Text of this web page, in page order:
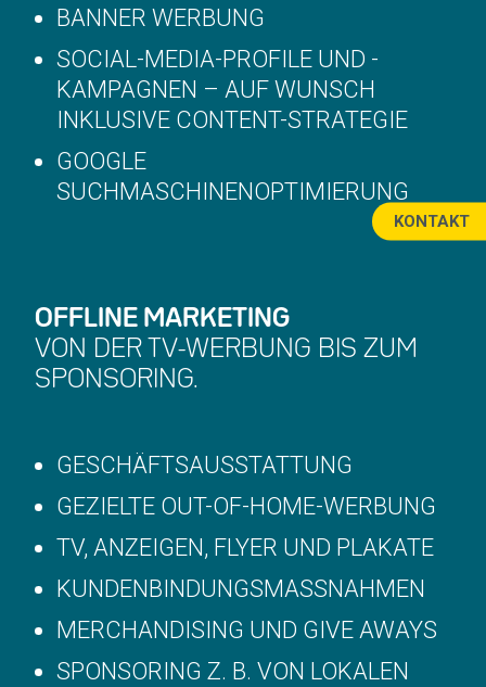
BANNER WERBUNG
SOCIAL-MEDIA-PROFILE UND -
KAMPAGNEN – AUF WUNSCH
INKLUSIVE CONTENT-STRATEGIE
GOOGLE
SUCHMASCHINENOPTIMIERUNG
OFFLINE MARKETING
VON DER TV-WERBUNG BIS ZUM
SPONSORING.
GESCHÄFTSAUSSTATTUNG
GEZIELTE OUT-OF-HOME-WERBUNG
TV, ANZEIGEN, FLYER UND PLAKATE
KUNDENBINDUNGSMASSNAHMEN
MERCHANDISING UND GIVE AWAYS
SPONSORING Z. B. VON LOKALEN
KONTAKT